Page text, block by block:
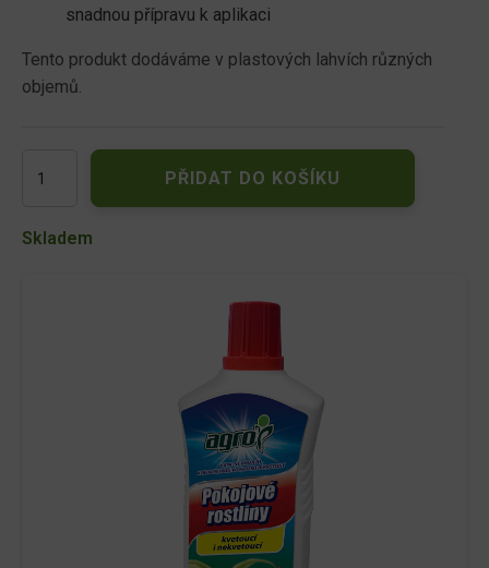
snadnou přípravu k aplikaci
Tento produkt dodáváme v plastových lahvích různých
objemů.
Kapalné
pro
PŘIDAT DO KOŠÍKU
Skladem